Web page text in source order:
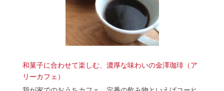
和菓子に合わせて楽しむ、濃厚な味わいの金澤珈琲（ア
リーカフェ）